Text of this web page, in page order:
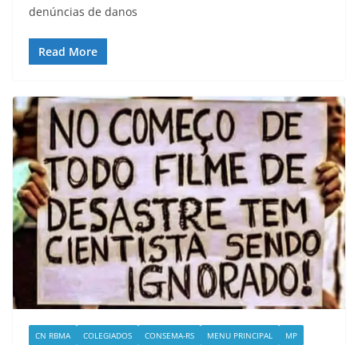
denúncias de danos
Read More
CN RBMA COLEGIADOS CONSEMA-RS MENU PRINCIPAL
MP